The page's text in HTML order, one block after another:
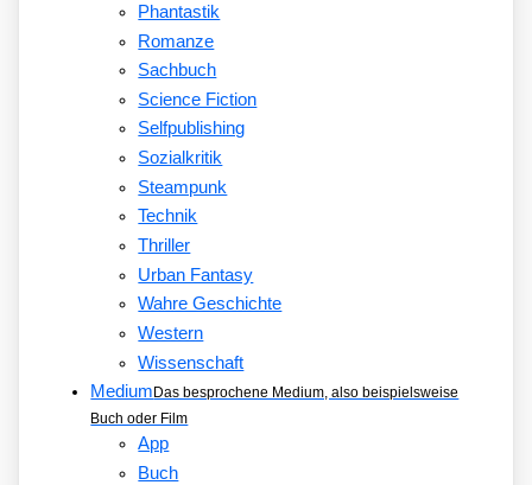
Phantastik
Romanze
Sachbuch
Science Fiction
Selfpublishing
Sozialkritik
Steampunk
Technik
Thriller
Urban Fantasy
Wahre Geschichte
Western
Wissenschaft
Medium Das besprochene Medium, also beispielsweise
Buch oder Film
App
Buch